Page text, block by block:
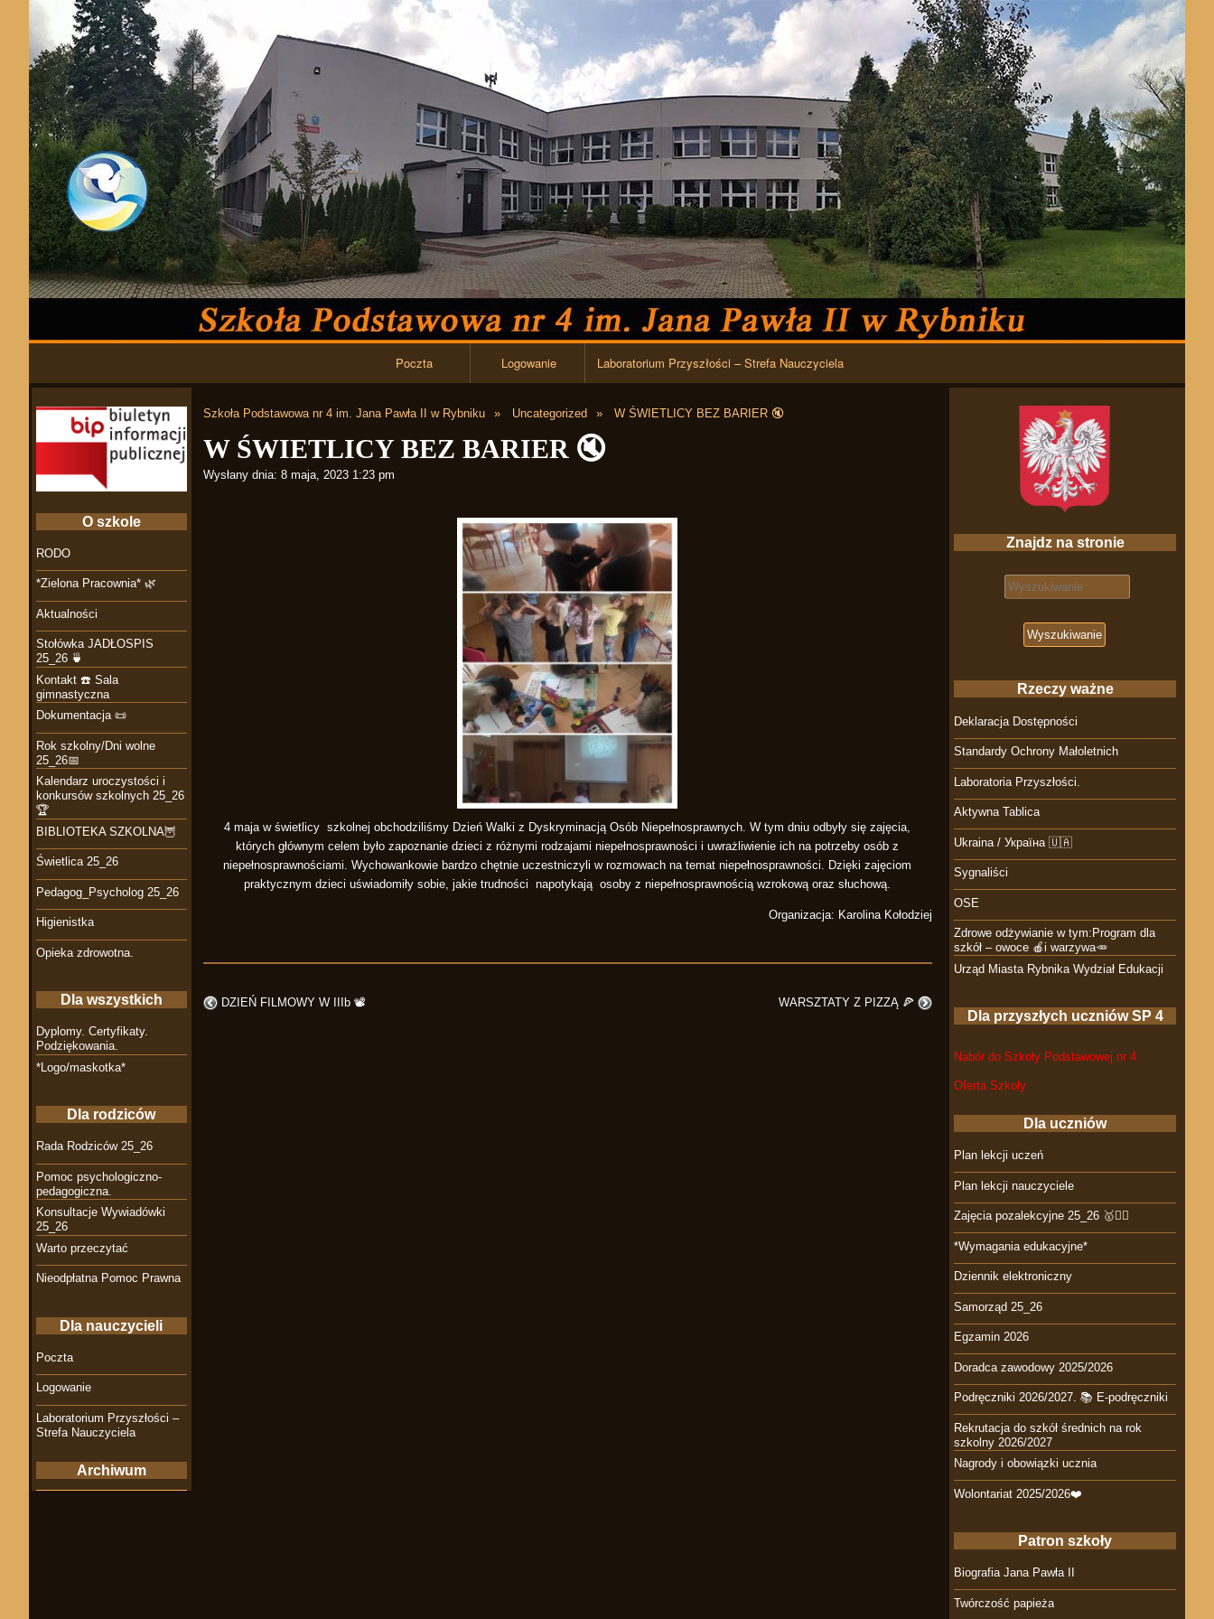
Przejdź do zawartości
Poczta Logowanie Laboratorium Przyszłości – Strefa Nauczyciela
Szkoła Podstawowa nr 4 im. Jana Pawła II w Rybniku Uncategorized W ŚWIETLICY BEZ BARIER 🔇
W ŚWIETLICY BEZ BARIER 🔇
Wysłany dnia: 8 maja, 2023 1:23 pm
4 maja w świetlicy szkolnej obchodziliśmy Dzień Walki z Dyskryminacją Osób Niepełnosprawnych. W tym dniu odbyły się zajęcia,
których głównym celem było zapoznanie dzieci z różnymi rodzajami niepełnosprawności i uwrażliwienie ich na potrzeby osób z
niepełnosprawnościami. Wychowankowie bardzo chętnie uczestniczyli w rozmowach na temat niepełnosprawności. Dzięki zajęciom
praktycznym dzieci uświadomiły sobie, jakie trudności napotykają osoby z niepełnosprawnością wzrokową oraz słuchową.
Organizacja: Karolina Kołodziej
DZIEŃ FILMOWY W IIIb 📽 WARSZTATY Z PIZZĄ 🍕
Znajdz na stronie
Search for:
Rzeczy ważne
Deklaracja Dostępności
Standardy Ochrony Małoletnich
Laboratoria Przyszłości.
Aktywna Tablica
Ukraina / Україна 🇺🇦
Sygnaliści
OSE
Zdrowe odżywianie w tym:Program dla
szkół – owoce 🍎i warzywa🥕
Urząd Miasta Rybnika Wydział Edukacji
Dla przyszłych uczniów SP 4
Nabór do Szkoły Podstawowej nr 4
Oferta Szkoły
Dla uczniów
Plan lekcji uczeń
Plan lekcji nauczyciele
Zajęcia pozalekcyjne 25_26 🥇🤾‍♀️
*Wymagania edukacyjne*
Dziennik elektroniczny
Samorząd 25_26
Egzamin 2026
Doradca zawodowy 2025/2026
Podręczniki 2026/2027. 📚 E-podręczniki
Rekrutacja do szkół średnich na rok
szkolny 2026/2027
Nagrody i obowiązki ucznia
Wolontariat 2025/2026❤️
Patron szkoły
Biografia Jana Pawła II
Twórczość papieża
O szkole
RODO
*Zielona Pracownia* 🌿
Aktualności
Stołówka JADŁOSPIS
25_26 🍵
Kontakt ☎️ Sala
gimnastyczna
Dokumentacja 📜
Rok szkolny/Dni wolne
25_26📅
Kalendarz uroczystości i
konkursów szkolnych 25_26
🏆
BIBLIOTEKA SZKOLNA🦉
Świetlica 25_26
Pedagog_Psycholog 25_26
Higienistka
Opieka zdrowotna.
Dla wszystkich
Dyplomy. Certyfikaty.
Podziękowania.
*Logo/maskotka*
Dla rodziców
Rada Rodziców 25_26
Pomoc psychologiczno-
pedagogiczna.
Konsultacje Wywiadówki
25_26
Warto przeczytać
Nieodpłatna Pomoc Prawna
Dla nauczycieli
Poczta
Logowanie
Laboratorium Przyszłości –
Strefa Nauczyciela
Archiwum